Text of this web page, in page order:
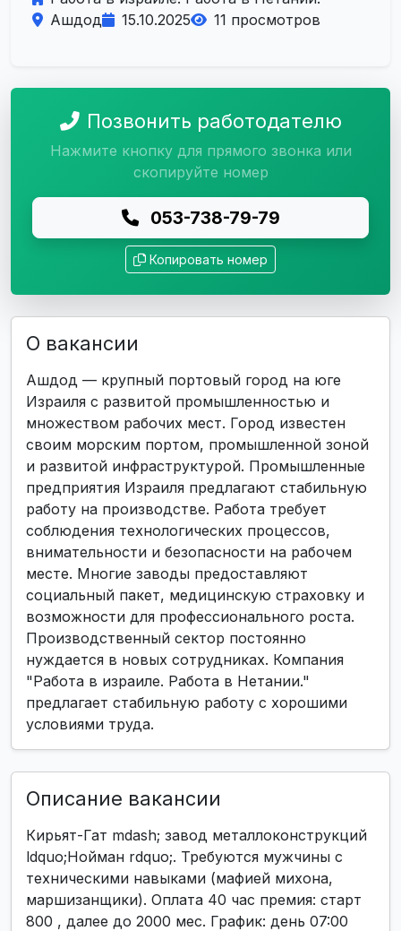
Ашдод
15.10.2025 11 просмотров
Позвонить работодателю
Нажмите кнопку для прямого звонка или
скопируйте номер
053-738-79-79
Копировать номер
О вакансии
Ашдод — крупный портовый город на юге
Израиля с развитой промышленностью и
множеством рабочих мест. Город известен
своим морским портом, промышленной зоной
и развитой инфраструктурой. Промышленные
предприятия Израиля предлагают стабильную
работу на производстве. Работа требует
соблюдения технологических процессов,
внимательности и безопасности на рабочем
месте. Многие заводы предоставляют
социальный пакет, медицинскую страховку и
возможности для профессионального роста.
Производственный сектор постоянно
нуждается в новых сотрудниках. Компания
"Работа в израиле. Работа в Нетании."
предлагает стабильную работу с хорошими
условиями труда.
Описание вакансии
Кирьят-Гат mdash; завод металлоконструкций
ldquo;Нойман rdquo;. Требуются мужчины с
техническими навыками (мафией михона,
маршизанщики). Оплата 40 час премия: старт
800 , далее до 2000 мес. График: день 07:00